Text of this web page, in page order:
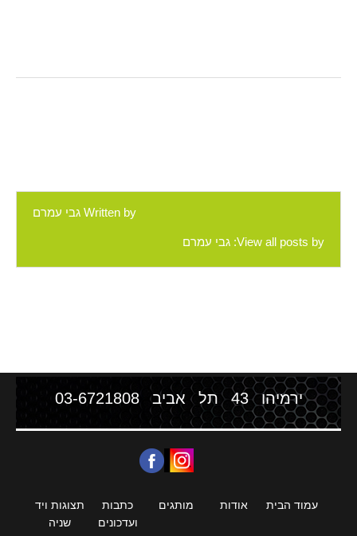
Written by גבי עמרם
View all posts by: גבי עמרם
ירמיהו 43 תל אביב 03-6721808
עמוד הבית אודות מותגים
כתבות
ועדכונים
תצוגות ויד
שניה